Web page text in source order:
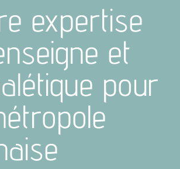
expertise
et
pour